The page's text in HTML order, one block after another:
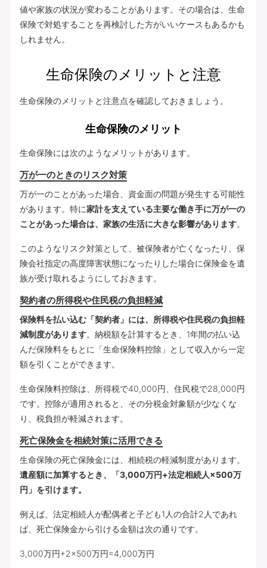
値や家族の状況が変わることがあります。その場合は、生命
保険で対処することを再検討した方がいいケースもあるかも
しれません。
生命保険のメリットと注意
生命保険のメリットと注意点を確認しておきましょう。
生命保険のメリット
生命保険には次のようなメリットがあります。
万が一のときのリスク対策
万が一のことがあった場合、資金面の問題が発生する可能性
があります。特に家計を支えている主要な働き手に万が一の
ことがあった場合は、家族の生活に大きな影響があります。
このようなリスク対策として、被保険者が亡くなったり、保
険会社指定の高度障害状態になったりした場合に保険金を遺
族が受け取れるようにしておきます。
契約者の所得税や住民税の負担軽減
保険料を払い込む「契約者」には、所得税や住民税の負担軽
減制度があります。納税額を計算するとき、1年間の払い込
んだ保険料をもとに「生命保険料控除」として収入から一定
額を引くことができます。
生命保険料控除は、所得税で40,000円、住民税で28,000円
です。控除が適用されると、その分税金対象額が少なくな
り、税負担が軽減されます。
死亡保険金を相続対策に活用できる
生命保険の死亡保険金には、相続税の軽減制度があります。
遺産額に加算するとき、「3,000万円+法定相続人×500万
円」を引けます。
例えば、法定相続人が配偶者と子ども1人の合計2人であれ
ば、死亡保険金から引ける金額は次の通りです。
3,000万円+2×500万円=4,000万円